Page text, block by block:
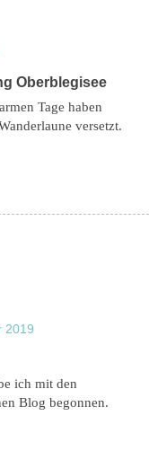
Oberblegisee
Tage haben
versetzt.
2019
ich mit den
Blog begonnen.